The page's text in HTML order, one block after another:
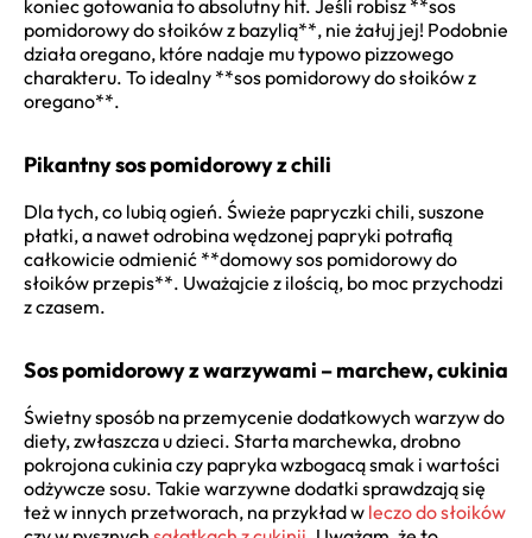
koniec gotowania to absolutny hit. Jeśli robisz **sos
pomidorowy do słoików z bazylią**, nie żałuj jej! Podobnie
działa oregano, które nadaje mu typowo pizzowego
charakteru. To idealny **sos pomidorowy do słoików z
oregano**.
Pikantny sos pomidorowy z chili
Dla tych, co lubią ogień. Świeże papryczki chili, suszone
płatki, a nawet odrobina wędzonej papryki potrafią
całkowicie odmienić **domowy sos pomidorowy do
słoików przepis**. Uważajcie z ilością, bo moc przychodzi
z czasem.
Sos pomidorowy z warzywami – marchew, cukinia
Świetny sposób na przemycenie dodatkowych warzyw do
diety, zwłaszcza u dzieci. Starta marchewka, drobno
pokrojona cukinia czy papryka wzbogacą smak i wartości
odżywcze sosu. Takie warzywne dodatki sprawdzają się
też w innych przetworach, na przykład w leczo do słoików